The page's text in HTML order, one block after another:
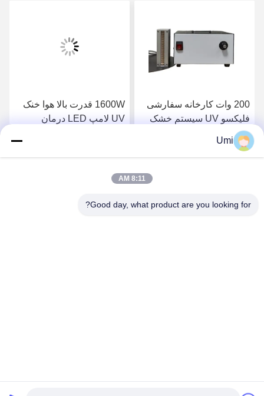
200 وات کارخانه سفارشی
فلیکسو UV سیستم خشک
کردن جو UV 395nm
بهترین قیمت را دریافت
1600W قدرت بالا هوا خنک
UV لامپ LED درمان
صفحه چاپبهترین قیمت را دریافت
Umi
8:11 AM
Good day, what product are you looking for?